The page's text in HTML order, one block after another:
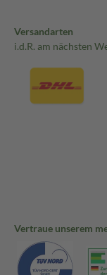
Versandarten
i.d.R. am nächsten
Vertraue unserem